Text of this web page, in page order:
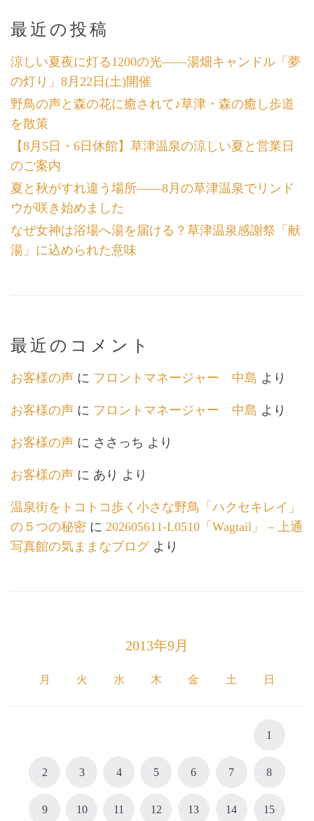
最近の投稿
涼しい夏夜に灯る1200の光――湯畑キャンドル「夢
の灯り」8月22日(土)開催
野鳥の声と森の花に癒されて♪草津・森の癒し歩道
を散策
【8月5日・6日休館】草津温泉の涼しい夏と営業日
のご案内
夏と秋がすれ違う場所――8月の草津温泉でリンド
ウが咲き始めました
なぜ女神は浴場へ湯を届ける？草津温泉感謝祭「献
湯」に込められた意味
最近のコメント
お客様の声 に フロントマネージャー 中島 より
お客様の声 に フロントマネージャー 中島 より
お客様の声 に ささっち より
お客様の声 に あり より
温泉街をトコトコ歩く小さな野鳥「ハクセキレイ」
の５つの秘密 に 202605611-L0510「Wagtail」 – 上通
写真館の気ままなブログより
2013年9月
月 火 水 木 金 土 日
1
2 3 4 5 6 7 8
9 10 11 12 13 14 15